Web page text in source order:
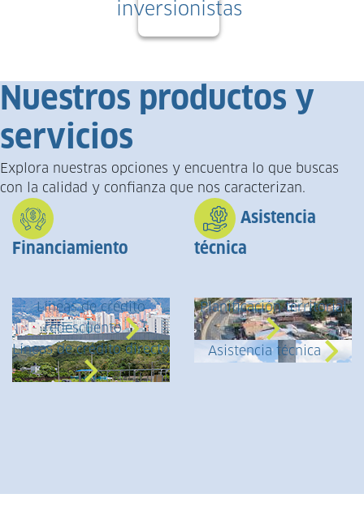
inversionistas
Nuestros productos y
servicios
Explora nuestras opciones y encuentra lo que buscas
con la calidad y confianza que nos caracterizan.
Financiamiento
Líneas de crédito
redescuento
Líneas de crédito directo
Asistencia
técnica
Planificación territorial
Asistencia técnica